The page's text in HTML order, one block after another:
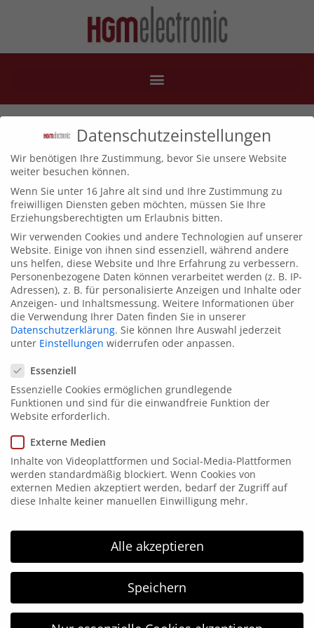
11_PA-50-500
Kontakt
Elsen 15
58849 Herscheid
Tel. 02357 171865
HGM Electronic
HGM electronic wurde 1996 gegründet und arbeitet
im Bereich der Kennzeichnungstechnik. HGM
Datenschutzeinstellungen
Wir benötigen Ihre Zustimmung, bevor Sie unsere Website
weiter besuchen können.
Wenn Sie unter 16 Jahre alt sind und Ihre Zustimmung zu
freiwilligen Diensten geben möchten, müssen Sie Ihre
Erziehungsberechtigten um Erlaubnis bitten.
Wir verwenden Cookies und andere Technologien auf unserer
Website. Einige von ihnen sind essenziell, während andere
uns helfen, diese Website und Ihre Erfahrung zu verbessern.
Personenbezogene Daten können verarbeitet werden (z. B. IP-
Adressen), z. B. für personalisierte Anzeigen und Inhalte oder
Anzeigen- und Inhaltsmessung. Weitere Informationen über
die Verwendung Ihrer Daten finden Sie in unserer
Datenschutzerklärung. Sie können Ihre Auswahl jederzeit
unter Einstellungen widerrufen oder anpassen.
Essenziell
Essenzielle Cookies ermöglichen grundlegende
Funktionen und sind für die einwandfreie Funktion der
Website erforderlich.
Externe Medien
Inhalte von Videoplattformen und Social-Media-Plattformen
werden standardmäßig blockiert. Wenn Cookies von
externen Medien akzeptiert werden, bedarf der Zugriff auf
diese Inhalte keiner manuellen Einwilligung mehr.
Alle akzeptieren
Speichern